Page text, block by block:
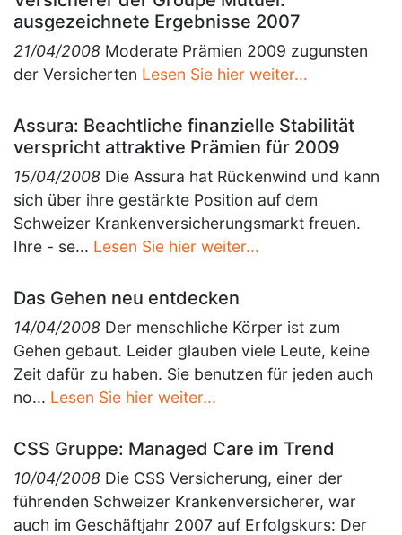
ausgezeichnete Ergebnisse 2007
21/04/2008 Moderate Prämien 2009 zugunsten
der Versicherten Lesen Sie hier weiter...
Assura: Beachtliche finanzielle Stabilität
verspricht attraktive Prämien für 2009
15/04/2008 Die Assura hat Rückenwind und kann
sich über ihre gestärkte Position auf dem
Schweizer Krankenversicherungsmarkt freuen.
Ihre - se... Lesen Sie hier weiter...
Das Gehen neu entdecken
14/04/2008 Der menschliche Körper ist zum
Gehen gebaut. Leider glauben viele Leute, keine
Zeit dafür zu haben. Sie benutzen für jeden auch
no... Lesen Sie hier weiter...
CSS Gruppe: Managed Care im Trend
10/04/2008 Die CSS Versicherung, einer der
führenden Schweizer Krankenversicherer, war
auch im Geschäftjahr 2007 auf Erfolgskurs: Der